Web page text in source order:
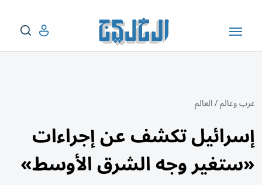
عرب وعالم/العالم
إسرائيل تكشف عن إجراءات
«ستغير وجه الشرق الأوسط»